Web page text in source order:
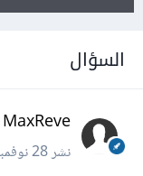
السؤال
MaxReve
نشر28 نوفمبر 2015